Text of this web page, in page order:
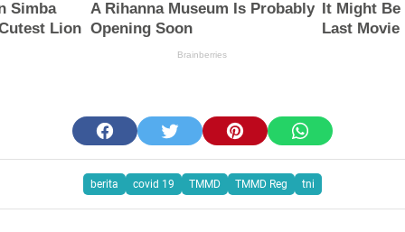
berita covid 19 TMMD TMMD Reg tni